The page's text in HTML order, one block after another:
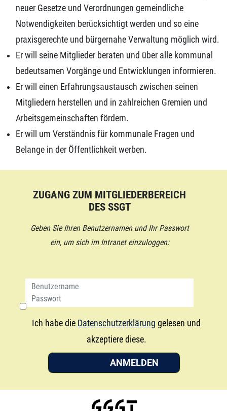
neuer Gesetze und Verordnungen gemeindliche
Notwendigkeiten berücksichtigt werden und so eine
praxisgerechte und bürgernahe Verwaltung möglich wird.
Er will seine Mitglieder beraten und über alle kommunal
bedeutsamen Vorgänge und Entwicklungen informieren.
Er will einen Erfahrungsaustausch zwischen seinen
Mitgliedern herstellen und in zahlreichen Gremien und
Arbeitsgemeinschaften fördern.
Er will um Verständnis für kommunale Fragen und
Belange in der Öffentlichkeit werben.
ZUGANG ZUM MITGLIEDERBEREICH
DES SSGT
Geben Sie Ihren Benutzernamen und Ihr Passwort
ein, um sich im Intranet einzuloggen:
Ich habe die Datenschutzerklärung gelesen und
akzeptiere diese.
ANMELDEN